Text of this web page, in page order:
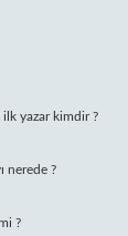
ilk yazar kimdir ?
nerede ?
?